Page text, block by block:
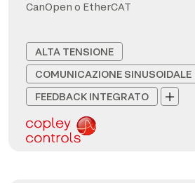
CanOpen o EtherCAT
ALTA TENSIONE
COMUNICAZIONE SINUSOIDALE
FEEDBACK INTEGRATO